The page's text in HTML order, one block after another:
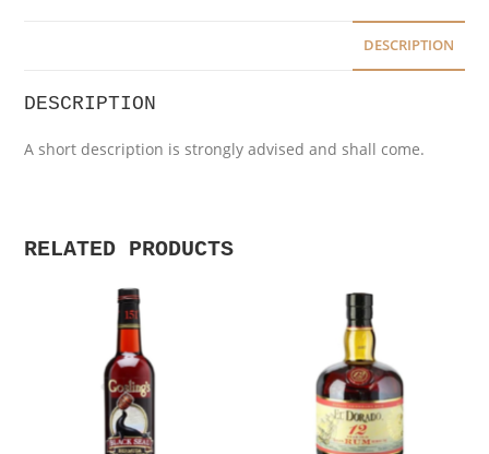
DESCRIPTION
DESCRIPTION
A short description is strongly advised and shall come.
RELATED PRODUCTS